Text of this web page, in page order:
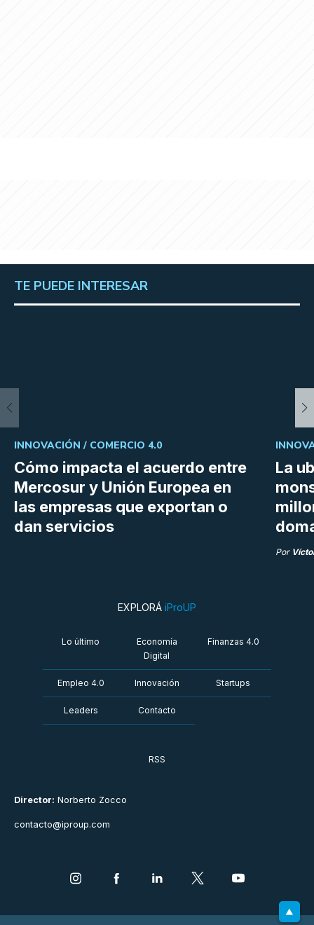
TE PUEDE INTERESAR
Cómo impacta el acuerdo entre
Mercosur y Unión Europea en
las empresas que exportan o
dan servicios
INNOVACIÓN / COMERCIO 4.0
La
Por
Director: Norberto Zocco
contacto@iproup.com
EXPLORÁ iProUP
Lo último
Economía
Digital
Finanzas 4.0
Empleo 4.0 Innovación Startups
Leaders Contacto
RSS